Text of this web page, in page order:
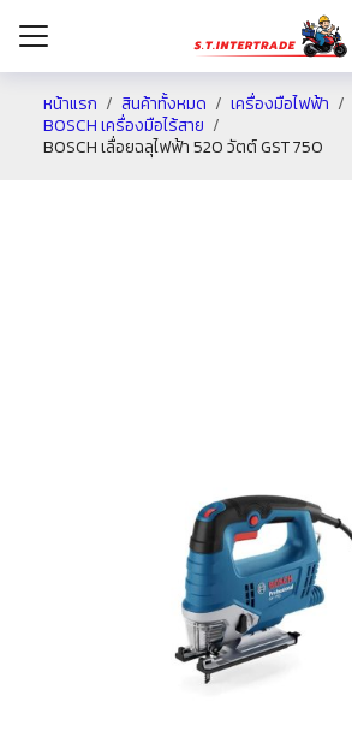
หน้าแรก สินค้าทั้งหมด เครื่องมือไฟฟ้า
BOSCH เครื่องมือไร้สาย
BOSCH เลื่อยฉลุไฟฟ้า 520 วัตต์ GST 750